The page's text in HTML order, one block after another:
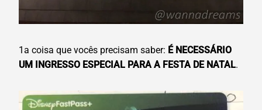
1a coisa que vocês precisam saber: É NECESSÁRIO
UM INGRESSO ESPECIAL PARA A FESTA DE NATAL.